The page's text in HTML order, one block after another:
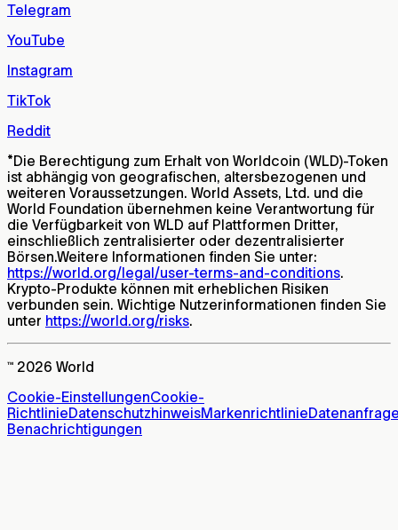
Telegram
YouTube
Instagram
TikTok
Reddit
*Die Berechtigung zum Erhalt von Worldcoin (WLD)-Token
ist abhängig von geografischen, altersbezogenen und
weiteren Voraussetzungen. World Assets, Ltd. und die
World Foundation übernehmen keine Verantwortung für
die Verfügbarkeit von WLD auf Plattformen Dritter,
einschließlich zentralisierter oder dezentralisierter
Börsen.Weitere Informationen finden Sie unter:
https://world.org/legal/user-terms-and-conditions.
Krypto-Produkte können mit erheblichen Risiken
verbunden sein. Wichtige Nutzerinformationen finden Sie
unter https://world.org/risks.
™ 2026 World
Cookie-EinstellungenCookie-
RichtlinieDatenschutzhinweisMarkenrichtlinie
Benachrichtigungen